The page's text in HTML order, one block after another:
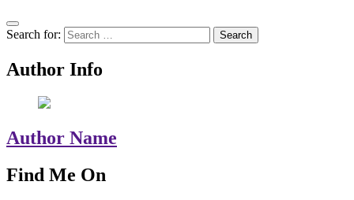
Search for:
Author Info
Author Name
Find Me On